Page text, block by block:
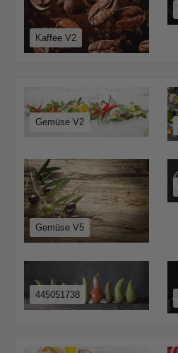
Kaffee V2
Gemüse V2
Gemüse V5
445051738